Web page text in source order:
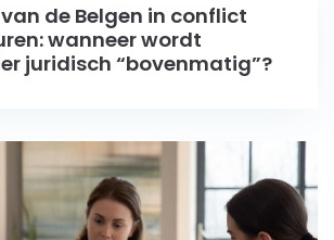
de Belgen in conflict
wanneer wordt
juridisch “bovenmatig”?